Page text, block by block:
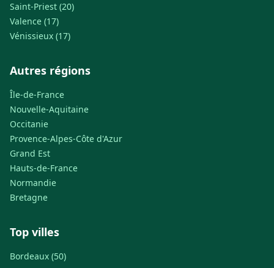
Saint-Priest (20)
Valence (17)
Vénissieux (17)
Autres régions
Île-de-France
Nouvelle-Aquitaine
Occitanie
Provence-Alpes-Côte d'Azur
Grand Est
Hauts-de-France
Normandie
Bretagne
Top villes
Bordeaux (50)